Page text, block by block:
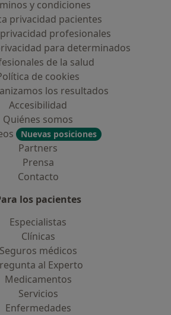
y condiciones
privacidad pacientes
profesionales
para determinados
de la salud
de cookies
los resultados
Accesibilidad
Quiénes somos
Nuevas posiciones
Partners
Prensa
Contacto
los pacientes
Especialistas
Clínicas
Seguros médicos
al Experto
Medicamentos
Servicios
Enfermedades